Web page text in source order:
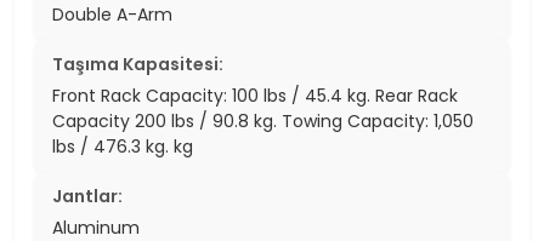
Double A-Arm
Taşıma Kapasitesi:
Front Rack Capacity: 100 lbs / 45.4 kg. Rear Rack
Capacity 200 lbs / 90.8 kg. Towing Capacity: 1,050
lbs / 476.3 kg. kg
Jantlar:
Aluminum